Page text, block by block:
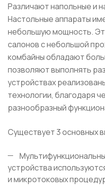
Различают напольные и
Настольные аппараты
небольшую мощность.
салонов с небольшой
комбайны обладают
позволяют выполнять
устройствах
технологии, благодаря
разнообразный
Существует 3 основных
устройства
и микротоковых